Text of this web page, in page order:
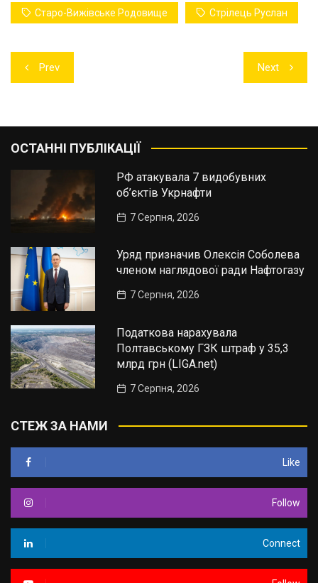
Старо-Вижівське Родовище Стрілець Руслан
Навігація
записів
Prev Next
ОСТАННІ ПУБЛІКАЦІЇ
РФ атакувала 7 видобувних
об’єктів Укрнафти
7 Серпня, 2026
Уряд призначив Олексія Соболева
членом наглядової ради Нафтогазу
7 Серпня, 2026
Податкова нарахувала
Полтавському ГЗК штраф у 35,3
млрд грн (LIGA.net)
7 Серпня, 2026
СТЕЖ ЗА НАМИ
Like
Follow
Connect